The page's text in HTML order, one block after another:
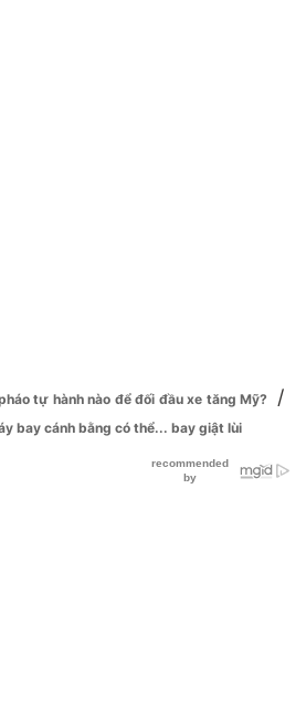
tự hành nào để đối đầu xe tăng Mỹ? /
bay cánh bằng có thể... bay giật lùi